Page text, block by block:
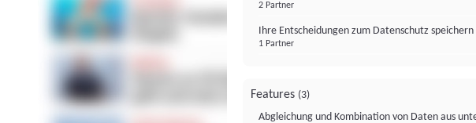
2 Partner
Ihre Entscheidungen zum Datenschutz
1 Partner
Features (3)
Abgleichung und Kombination von Daten aus